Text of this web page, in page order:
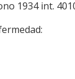
1934 int.